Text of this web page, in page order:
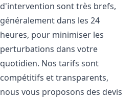
d'intervention sont très brefs,
généralement dans les 24
heures, pour minimiser les
perturbations dans votre
quotidien. Nos tarifs sont
compétitifs et transparents,
nous vous proposons des devis